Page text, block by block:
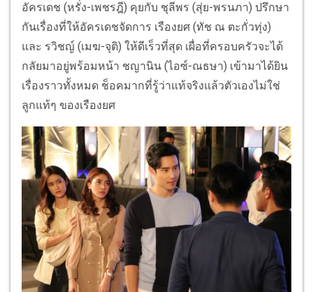
อัครเดช (หรั่ง-เพชรฎี) คุยกับ ชุลีพร (สุ่ย-พรนภา) ปรึกษา
กันเรื่องที่ให้อัครเดชจัดการ เรืองยศ (ทัช ณ ตะกั่วทุ่ง)
และ รวิชญ์ (เมฆ-จุติ) ให้ดีเร็วที่สุด เผื่อที่ครอบครัวจะได้
กลัยมาอยู่พร้อมหน้า ชญานิน (ไอซ์-ณธษา) เข้ามาได้ยิน
เรื่องราวทั้งหมด ช็อคมากที่รู้ว่าแท้จริงแล้วตัวเองไม่ใช่
ลูกแท้ๆ ของเรืองยศ